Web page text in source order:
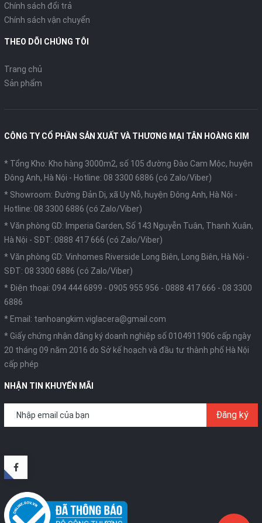
Chính sách đổi trả
Chính sách vận chuyển
THEO DÕI CHÚNG TÔI
Trang chủ
Sản phẩm
CÔNG TY CỔ PHẦN SẢN XUẤT VÀ THƯƠNG MẠI TÂN HOÀNG KIM
* Tổng Kho: Kho hàng 3000m2, số 105 đường Đào Cam Mộc, huyện
Đông Anh, Hà Nội - Hotline: 08 3300 6886 (có Zalo/Viber)
* Showroom: Đường Đản Dị, xã Uy Nỗ, huyện Đông Anh, Hà Nội -
Hotline: 08 3300 6886 (có Zalo/Viber)
* Văn phòng GD: Imperia Garden, Số 143 Nguyễn Tuân, Thanh Xuân,
Hà Nội - SĐT: 0888 417 666 (có Zalo/Viber)
* Văn phòng GD: Vinhomes Riverside Long Biên, Long Biên, Hà Nội -
SĐT: 08 3300 6886 (có Zalo/Viber)
* Điện thoại: 094 444 6899 - 0905 955 956 - 0888 417 666 - 08 3300
6886
* Email: tanhoangkim.viglacera@gmail.com
* Giấy chứng nhận đăng ký doanh nghiệp số 0104911906 cấp ngày
20 tháng 09 năm 2016 do Sở kế hoạch và đầu tư thành phố Hà Nội
cấp phép
NHẬN TIN KHUYẾN MÃI
Đăng ký